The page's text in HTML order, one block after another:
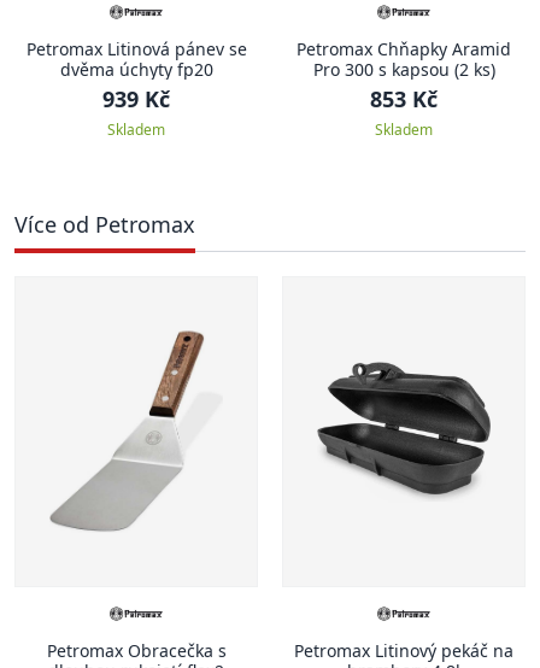
Petromax Litinová pánev se
dvěma úchyty fp20
939 Kč
Skladem
Petromax Chňapky Aramid
Pro 300 s kapsou (2 ks)
853 Kč
Skladem
Více od Petromax
Petromax Obracečka s
Petromax Litinový pekáč na